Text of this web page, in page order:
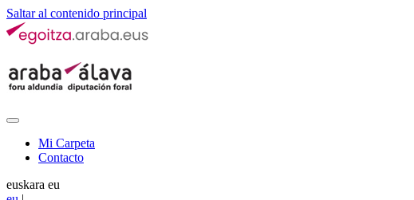
Saltar al contenido principal
Mi Carpeta
Contacto
euskara eu